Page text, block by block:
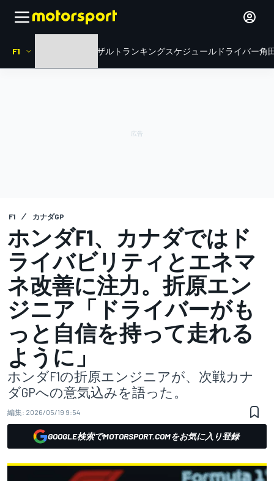
F1 リザルト ランキングスケジュール ドライバー角
F1 カナダGP
ホンダF1、カナダではド
ライバビリティとエネマ
ネ改善に注力。折原エン
ジニア「ドライバーがも
っと自信を持って走れる
ように」
ホンダF1の折原エンジニアが、次戦カナ
ダGPへの意気込みを語った。
編集: 2026/05/19 9:54
GOOGLE検索でMOTORSPORT.COMをお気に入り登録